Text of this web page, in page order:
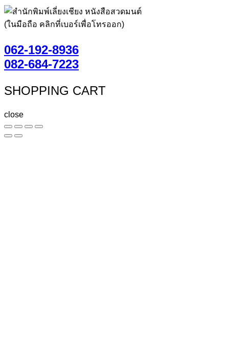
(ในมือถือ คลิกที่เบอร์เพื่อโทรออก)
062-192-8936
082-684-7223
SHOPPING CART
close